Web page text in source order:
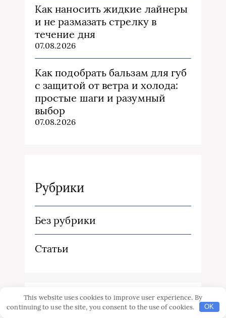
Как наносить жидкие лайнеры
и не размазать стрелку в
течение дня
07.08.2026
Как подобрать бальзам для губ
с защитой от ветра и холода:
простые шаги и разумный
выбор
07.08.2026
Рубрики
Без рубрики
Статьи
This website uses cookies to improve user experience. By
continuing to use the site, you consent to the use of cookies.
OK